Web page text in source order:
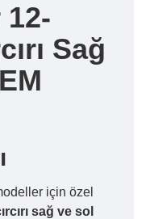
Sağ
için özel
sağ ve sol